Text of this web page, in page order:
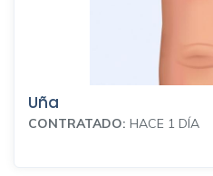
Uña
CONTRATADO: HACE 1 DÍA